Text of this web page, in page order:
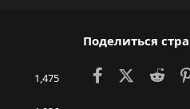
1,475
Поделиться
FacebookX (Twitter)